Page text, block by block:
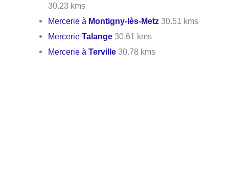
30.23 kms
Mercerie à Montigny-lès-Metz 30.51 kms
MercerieTalange 30.61 kms
Mercerie àTerville 30.78 kms